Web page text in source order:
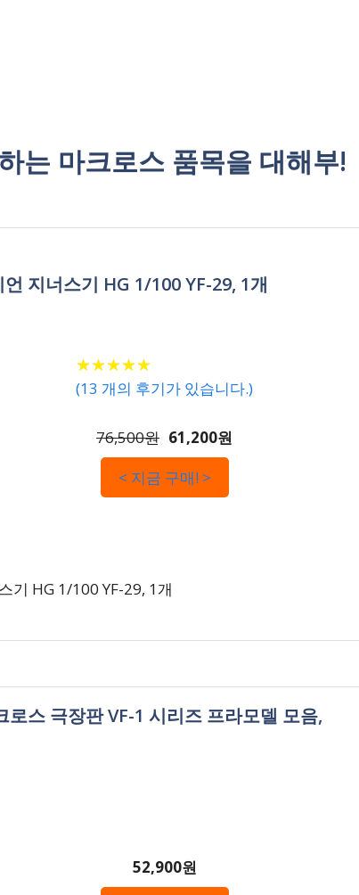
는 마크로스 품목을 대해부!
지너스기 HG 1/100 YF-29, 1개
★★★★★
★★★★★
(13 개의 후기가 있습니다.)
76,500원 61,200원
< 지금 구매! >
기 HG 1/100 YF-29, 1개
스 극장판 VF-1 시리즈 프라모델 모음,
52,900원